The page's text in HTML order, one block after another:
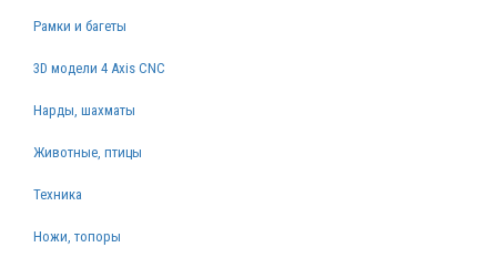
Рамки и багеты
3D модели 4 Axis CNC
Нарды, шахматы
Животные, птицы
Техника
Ножи, топоры